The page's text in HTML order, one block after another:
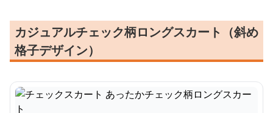
カジュアルチェック柄ロングスカート（斜め
格子デザイン）